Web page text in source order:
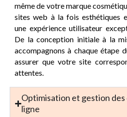
même de votre marque
sites web à la fois esthétiques
une expérience utilisateur
De la conception initiale à la
accompagnons à chaque étape
assurer que votre site
attentes.
Optimisation et gestion des
ligne